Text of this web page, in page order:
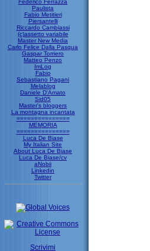
Federico Ferrazza
Paulista
Fabio Metitieri
Piersantelli
Riccardo Cambiassi
(c)assetto variabile
Master New Media
Carlo Felice Dalla Pasqua
Gaspar Torriero
Matteo Penzo
ImLog
Fabio
Sebastiano Pagani
Melablog
Daniele D'Amato
Sid05
Master's bloggers
La montagna incantata
===============
MEMORIA
===============
Luca De Biase
My Italian Site
About Luca De Biase
Luca De Biase/cv
aNobii
Linkedin
Twitter
Scrivimi